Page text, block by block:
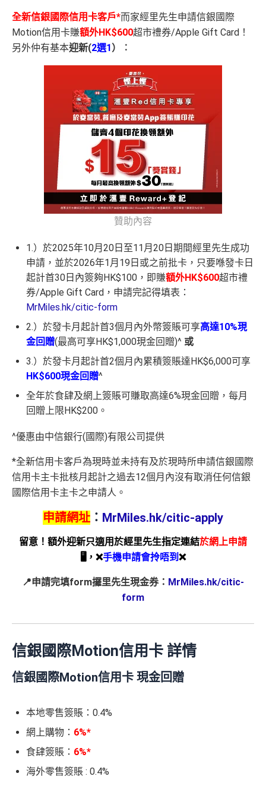
全新信銀國際信用卡客戶*而家經里先生申請信銀國際
Motion信用卡賺額外HK$600超市禮券/Apple Gift Card！
另外仲有基本迎新(2選1）︰
贊助內容
1.）於2025年10月20日至11月20日期間經里先生成功
申請，並於2026年1月19日或之前批卡，只要喺發卡日
起計首30日內簽夠HK$100，即賺額外HK$600超市禮
券/Apple Gift Card，申請完記得填表：
MrMiles.hk/citic-form
2.）於發卡月起計首3個月內外幣簽賬可享高達10%現
金回贈(最高可享HK$1,000現金回贈)^ 或
3.）於發卡月起計首2個月內累積簽賬達HK$6,000可享
HK$600現金回贈^
全年於食肆及網上簽賬可賺取高達6%現金回贈，每月
回贈上限HK$200。
^優惠由中信銀行(國際)有限公司提供
*全新信用卡客戶為現時並未持有及於現時所申請信銀國際
信用卡主卡批核月起計之過去12個月內沒有取消任何信銀
國際信用卡主卡之申請人。
申請網址 ： MrMiles.hk/citic-apply
留意！額外迎新只適用於經里先生指定連結於網上申請
🖥，❌手機申請會拎唔到❌
📍申請完填form攞里先生現金券： MrMiles.hk/citic-
form
信銀國際Motion信用卡 詳情
信銀國際Motion信用卡 現金回贈
本地零售簽賬： 0.4%
網上購物： 6%*
食肆簽賬： 6%*
海外零售簽賬 : 0.4%